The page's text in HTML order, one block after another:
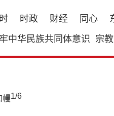
时政 财经 同心
中华民族共同体意识 宗教
1/6